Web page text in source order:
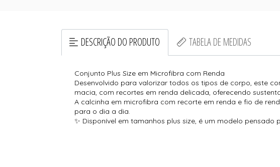
DESCRIÇÃO DO PRODUTO TABELA DE MEDIDAS
Conjunto Plus Size em Microfibra com Renda
Desenvolvido para valorizar todos os tipos de corpo, este
macia, com recortes em renda delicada, oferecendo
A calcinha em microfibra com recorte em renda e fio de
para o dia a dia.
✨ Disponível em tamanhos plus size, é um modelo